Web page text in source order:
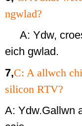
ngwlad?
A: Ydw,
eich gwlad.
7,C: A allwch
silicon RTV?
A: Ydw.Gallwn